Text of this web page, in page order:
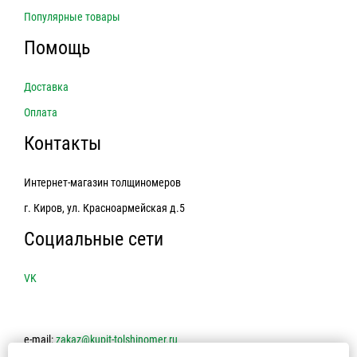
Популярные товары
Помощь
Доставка
Оплата
Контакты
Интернет-магазин толщиномеров
г. Киров, ул. Красноармейская д.5
Социальные сети
VK
e-mail:zakaz@kupit-tolshinomer.ru